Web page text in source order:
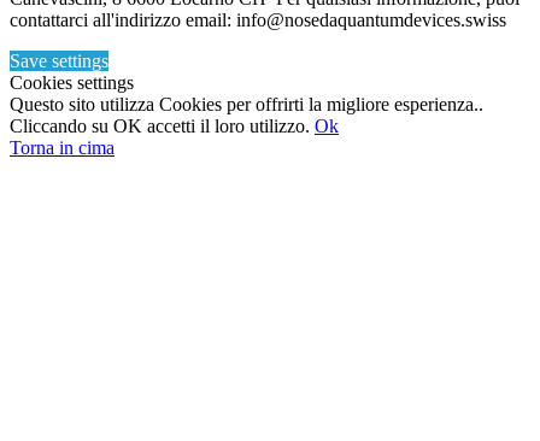
contattarci all'indirizzo email: info@nosedaquantumdevices.swiss
Save settings
Cookies settings
Questo sito utilizza Cookies per offrirti la migliore esperienza..
Cliccando su OK accetti il loro utilizzo. Ok
Torna in cima